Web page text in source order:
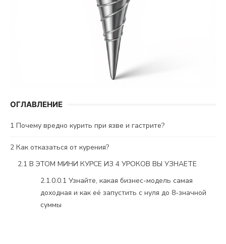
ОГЛАВЛЕНИЕ
1 Почему вредно курить при язве и гастрите?
2 Как отказаться от курения?
2.1 В ЭТОМ МИНИ КУРСЕ ИЗ 4 УРОКОВ ВЫ УЗНАЕТЕ
2.1.0.0.1 Узнайте, какая бизнес-модель самая
доходная и как её запустить с нуля до 8-значной
суммы